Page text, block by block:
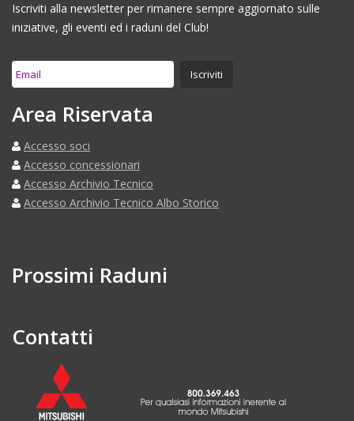
Iscriviti alla newsletter per rimanere sempre aggiornato sulle
iniziative, gli eventi ed i raduni del Club!
Area Riservata
Accesso soci
Accesso concessionari
Accesso Archivio Tecnico
Accesso Archivio Tecnico Albo Storico
Prossimi Raduni
Contatti